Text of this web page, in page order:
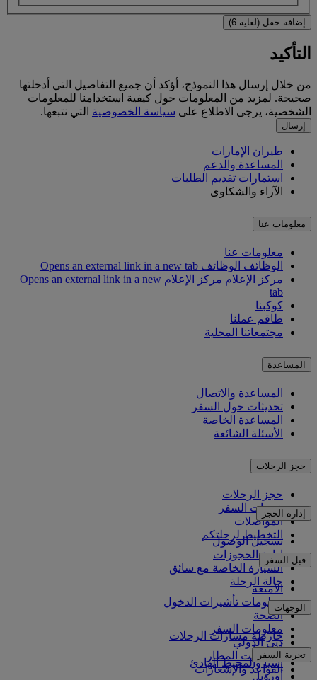
إضافة حقل (لغاية 6)
التأكيد
من خلال إرسال هذا النموذج، أؤكد أن جميع التفاصيل التي أدخلتها
صحيحة. لمزيد من المعلومات حول كيفية استخدامنا للمعلومات
الشخصية، يرجى الاطلاع على سياسة الخصوصية التي نتبعها.
إرسال
طيران الإمارات
المساعدة والدعم
استمارات تقديم الطلبات
الآراء والشكاوى
معلومات عنا
معلومات عنا
الوظائف الوظائف Opens an external link in a new tab
مركز الإعلام
مركز الإعلام Opens an external link in a new
tab
كوكبنا
طاقم عملنا
مجتمعاتنا المحلية
المساعدة
المساعدة والاتصال
تحديثات حول السفر
المساعدة الخاصة
الأسئلة الشائعة
حجز الرحلات
حجز الرحلات
خدمات السفر
المواصلات
التخطيط لرحلتكم
إدارة الحجز
تسجيل الوصول
إدارة الحجوزات
السيارة الخاصة مع سائق
حالة الرحلة
قبل السفر
الأمتعة
معلومات تأشيرات الدخول
الصحة
معلومات السفر
دبي الدولي
مواصلات المطار
القواعد والإشعارات
الوجهات
خارطة مسارات الرحلات
أفريقيا
آسيا والمحيط الهادئ
أوروبا
تجربة السفر